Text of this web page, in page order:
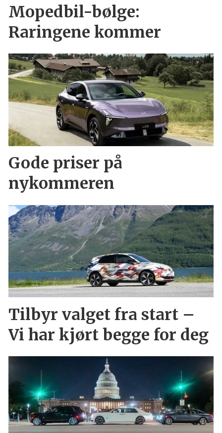
Mopedbil-bølge:
Raringene kommer
Gode priser på
nykommeren
Tilbyr valget fra start –
Vi har kjørt begge for deg